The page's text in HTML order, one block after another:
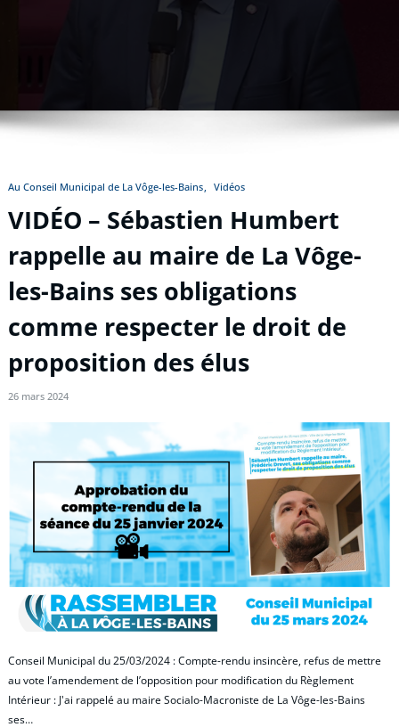
Au Conseil Municipal de La Vôge-les-Bains Vidéos
VIDÉO – Sébastien Humbert
rappelle au maire de La Vôge-
les-Bains ses obligations
comme respecter le droit de
proposition des élus
26 mars 2024
Conseil Municipal du 25/03/2024 : Compte-rendu insincère, refus de mettre
au vote l’amendement de l’opposition pour modification du Règlement
Intérieur : J'ai rappelé au maire Socialo-Macroniste de La Vôge-les-Bains
ses…